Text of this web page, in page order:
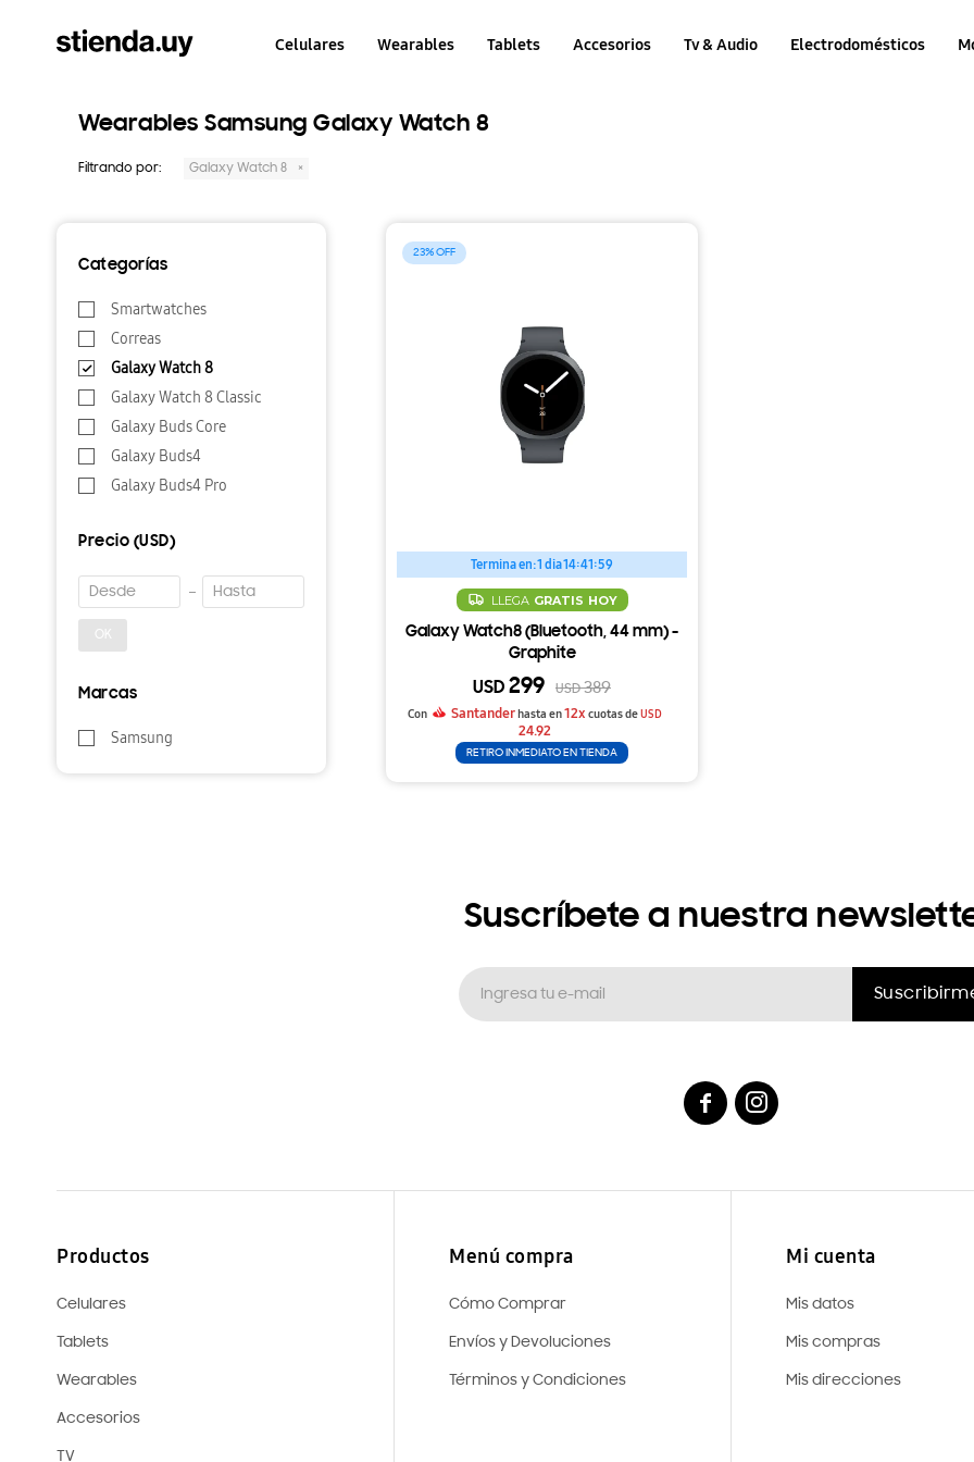
Celulares Wearables Tablets Accesorios Tv & Audio Electrodomésticos
Wearables Samsung Galaxy Watch 8
Filtrando por: Galaxy Watch 8
23
Termina en:1 dia 14:41:58
LLEGA GRATIS HOY
Galaxy Watch8 (Bluetooth, 44 mm) -
Graphite
USD 299 USD 389
Con Santander hasta en12x cuotas deUSD
24.92
RETIRO INMEDIATO EN TIENDA
Categorías
Smartwatches
Correas
Galaxy Watch 8
Galaxy Watch 8 Classic
Galaxy Buds Core
Galaxy Buds4
Galaxy Buds4 Pro
Precio (USD)
OK
Marcas
Samsung
Menú compra
Cómo Comprar
Envíos y Devoluciones
Términos y Condiciones
Mi cuenta
Mis datos
Mis compras
Mis direcciones
Productos
Celulares
Tablets
Wearables
Accesorios
TV
Suscríbete a nuestra
 